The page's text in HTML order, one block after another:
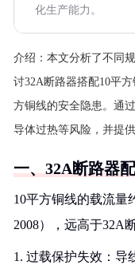
化生产能力。
介绍： 本文分析了不同
讨32A断路器搭配10平
方铜线的安全隐患。通
导体过热等风险，并提
一、32A断路器
10平方铜线的载流量
2008），远高于32A
1. 过载保护失效：导